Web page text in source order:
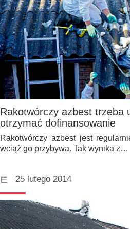
Rakotwórczy azbest trzeba
otrzymać dofinansowanie
Rakotwórczy azbest jest
wciąż go przybywa. Tak wynika z…
25 lutego 2014